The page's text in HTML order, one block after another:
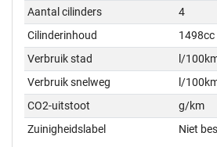
Aantal cilinders
4
Cilinderinhoud
1498cc
Verbruik stad
l/
Verbruik snelweg
l/
CO2-uitstoot
g/km
Zuinigheidslabel
Niet